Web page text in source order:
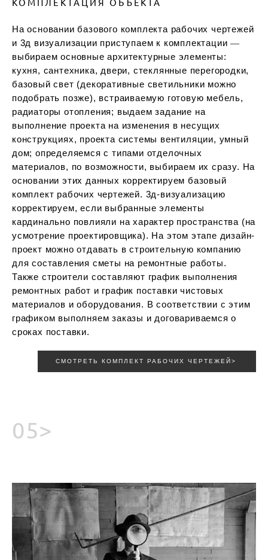
КОМПЛЕКТАЦИЯ ОБЪЕКТА
На основании базового комплекта рабочих чертежей
и 3д визуализации приступаем к комплектации ―
выбираем основные архитектурные элементы:
кухня, сантехника, двери, стеклянные перегородки,
базовый свет (декоративные светильники можно
подобрать позже), встраиваемую готовую мебель,
радиаторы отопления; выдаем задание на
выполнение проекта на изменения в несущих
конструкциях, проекта системы вентиляции, умный
дом; определяемся с типами отделочных
материалов, по возможности, выбираем их сразу. На
основании этих данных корректируем базовый
комплект рабочих чертежей. 3д-визуализацию
корректируем, если выбранные элементы
кардинально повлияли на характер пространства (на
усмотрение проектировщика). На этом этапе дизайн-
проект можно отдавать в строительную компанию
для составления сметы на ремонтные работы.
Также строители составляют график выполнения
ремонтных работ и график поставки чистовых
материалов и оборудования. В соответствии с этим
графиком выполняем заказы и договариваемся о
сроках поставки.
СМОТРЕТЬ КОМПЛЕКТ РАБОЧИХ ЧЕРТЕЖЕЙ>
05>